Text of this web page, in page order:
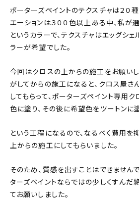
ポーターズペイントのテクスチャは２０
エーションは３００色以上ある中、私
というカラーで、テクスチャはエッグシェ
ラーが希望でした。
今回はクロスの上からの施工をお願い
がしてからの施工になると、クロス屋
してもらって、ポーターズペイント専用
色に塗り、その後に希望色をツートンに
という工程になるので、なるべく費用を
上からの施工にしてもらいました。
そのため、質感を出すことはできません
ターズペイントならではの少しくすん
てお願いしました。